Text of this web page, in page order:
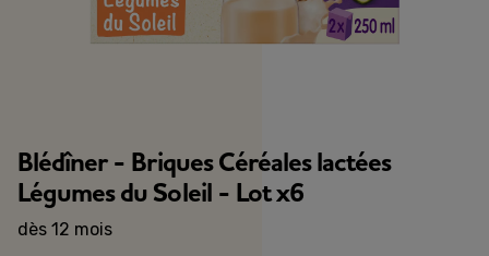
Blédîner - Briques Céréales lactées
Légumes du Soleil - Lot x6
dès 12 mois